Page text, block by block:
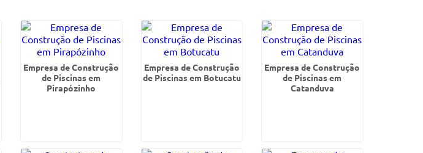
Empresa de Construção
de Piscinas em
Pirapózinho
Empresa de Construção
de Piscinas em Botucatu
Empresa de Construção
de Piscinas em
Catanduva